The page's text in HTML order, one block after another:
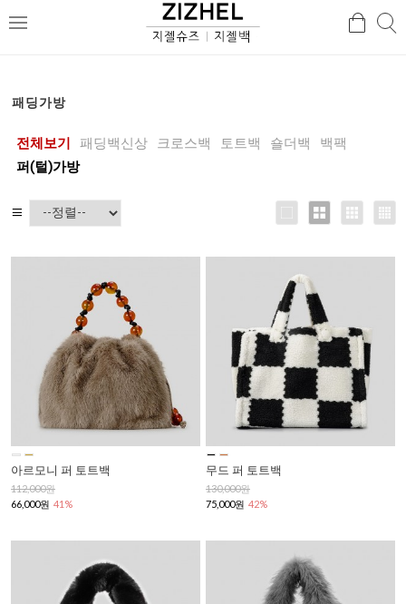
메
검
패딩가방
전체보기 패딩백신상 크로스백 토트백 숄더백
백팩
퍼(털)가방
아르모니 퍼 토트백
112,000원
66,000원 41%
무드 퍼 토트백
130,000원
75,000원 42%